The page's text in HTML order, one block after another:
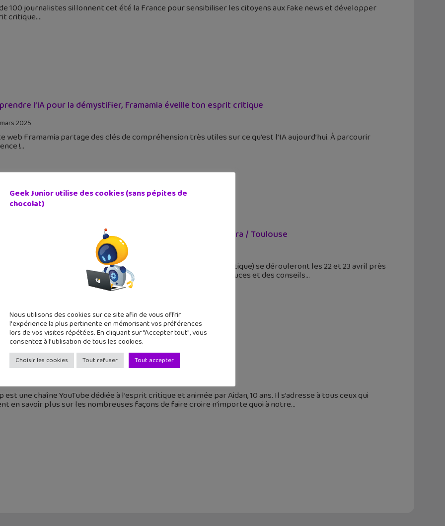
100 journalistes sillonnent cet été la France pour sensibiliser les citoyens aux fake news et développer
critique.
l’IA pour la démystifier, Framamia éveille ton esprit critique
2025
web Framamia partage des clés de compréhension très utiles sur ce qu’est l’IA aujourd’hui. À parcourir
!
de l’Esprit Critique les 22 et 23 avril 2022 à Diagora / Toulouse
critique a enfin son festival ! Les REC (Rencontres de l'Esprit Critique) se dérouleront les 22 et 23 avril près
Des ateliers et rencontres uniques pour découvrir des astuces et des conseils
une nouvelle chaîne YouTube dédiée à l’esprit critique
est une chaîne YouTube dédiée à l’esprit critique et animée par Aidan, 10 ans. Il s’adresse à tous ceux qui
en savoir plus sur les nombreuses façons de faire croire n’importe quoi à notre
Geek Junior utilise des cookies (sans pépites de
chocolat)
Nous utilisons des cookies sur ce site afin de vous offrir
l'expérience la plus pertinente en mémorisant vos préférences
lors de vos visites répétées. En cliquant sur "Accepter tout", vous
consentez à l'utilisation de tous les cookies.
Choisir les cookies Tout refuser Tout accepter